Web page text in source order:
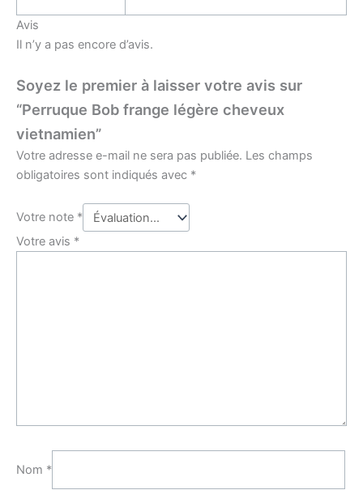
Avis
Il n’y a pas encore d’avis.
Soyez le premier à laisser votre avis sur
“Perruque Bob frange légère cheveux
vietnamien”
Votre adresse e-mail ne sera pas publiée. Les champs
obligatoires sont indiqués avec *
Votre note *
Votre avis *
Nom *